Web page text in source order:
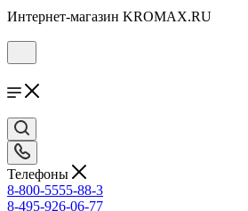
Интернет-магазин KROMAX.RU
Телефоны
8-800-5555-88-3
8-495-926-06-77